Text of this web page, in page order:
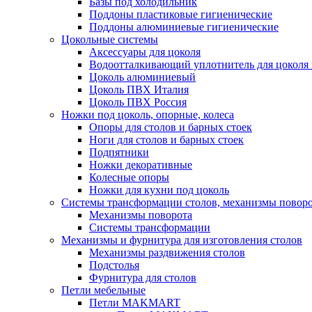
Поддоны пластиковые гигиенические
Поддоны алюминиевые гигиенические
Цокольные системы
Аксессуары для цоколя
Водоотталкивающий уплотнитель для
Цоколь алюминиевый
Цоколь ПВХ Италия
Цоколь ПВХ Россия
Ножки под цоколь, опорные, колеса
Опоры для столов и барных стоек
Ноги для столов и барных стоек
Подпятники
Ножки декоративные
Колесные опоры
Ножки для кухни под цоколь
Системы трансформации столов, механизмы
Механизмы поворота
Системы трансформации
Механизмы и фурнитура для изготовления столов
Механизмы раздвижения столов
Подстолья
Фурнитура для столов
Петли мебельные
Петли MAKMART